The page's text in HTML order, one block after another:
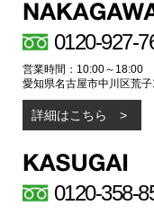
0120-927-
営業時間：10:00～18:00
愛知県名古屋市中川区荒
詳細はこちら
0120-358-